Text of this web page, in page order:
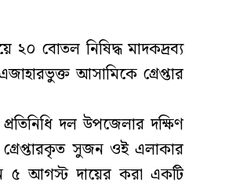
২০ বোতল নিষিদ্ধ মাদকদ্রব্য
আসামিকে গ্রেপ্তার
দল উপজেলার দক্ষিণ
গ্রেপ্তারকৃত সুজন ওই এলাকার
৫ আগস্ট দায়ের করা একটি